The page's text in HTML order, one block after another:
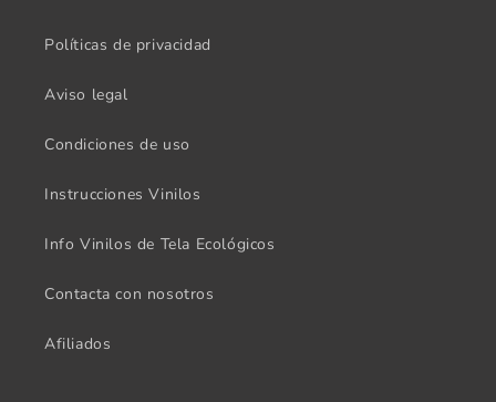
Políticas de privacidad
Aviso legal
Condiciones de uso
Instrucciones Vinilos
Info Vinilos de Tela Ecológicos
Contacta con nosotros
Afiliados